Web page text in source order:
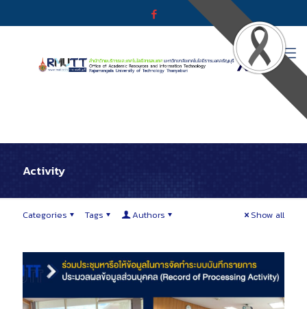
Activity
Categories Tags Authors Show all